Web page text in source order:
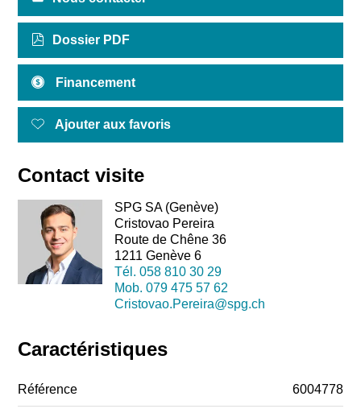
Dossier PDF
Financement
Ajouter aux favoris
Contact visite
SPG SA (Genève)
Cristovao Pereira
Route de Chêne 36
1211 Genève 6
Tél. 058 810 30 29
Mob. 079 475 57 62
Cristovao.Pereira@spg.ch
Caractéristiques
Référence 6004778